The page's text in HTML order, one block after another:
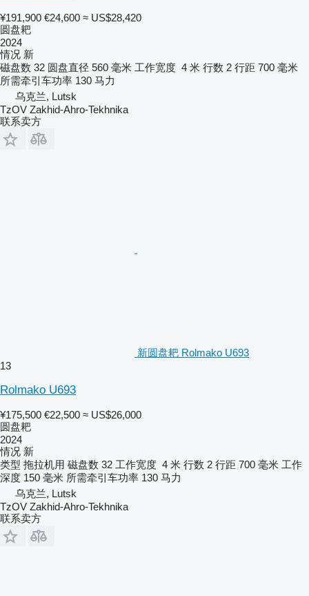
¥191,900 €24,600 ≈ US$28,420
圆盘耙
2024
情况 新
磁盘数 32 圆盘直径 560 毫米 工作宽度 4 米 行数 2 行距 700 毫米
所需牵引车功率 130 马力
乌克兰, Lutsk
TzOV Zakhid-Ahro-Tekhnika
联系卖方
新圆盘耙 Rolmako U693
13
Rolmako U693
¥175,500 €22,500 ≈ US$26,000
圆盘耙
2024
情况 新
类型 拖拉机用 磁盘数 32 工作宽度 4 米 行数 2 行距 700 毫米 工作
深度 150 毫米 所需牵引车功率 130 马力
乌克兰, Lutsk
TzOV Zakhid-Ahro-Tekhnika
联系卖方